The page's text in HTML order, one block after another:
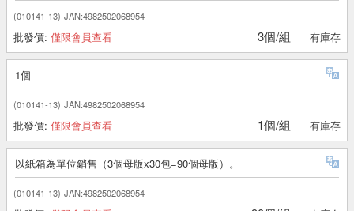
(010141-13) JAN:4982502068954
批發價: 僅限會員查看 3個/組 有庫存
1個
(010141-13) JAN:4982502068954
批發價: 僅限會員查看 1個/組 有庫存
以紙箱為單位銷售（3個母版x30包=90個母版）。
(010141-13) JAN:4982502068954